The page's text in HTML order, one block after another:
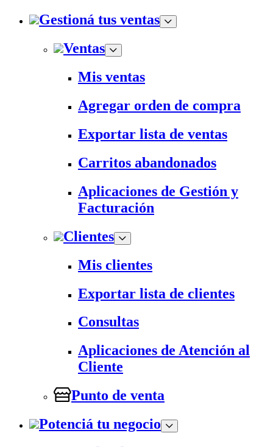
Gestioná tus ventas
Ventas
Mis ventas
Agregar orden de compra
Exportar lista de ventas
Carritos abandonados
Aplicaciones de Gestión y
Facturación
Clientes
Mis clientes
Exportar lista de clientes
Consultas
Aplicaciones de Atención al
Cliente
Punto de venta
Potenciá tu negocio